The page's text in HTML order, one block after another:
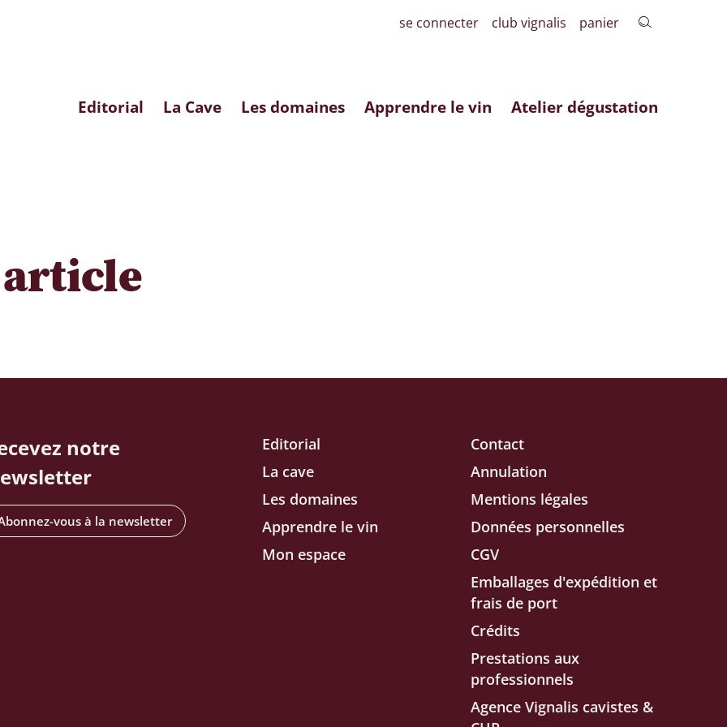
se connecter club vignalis panier
Editorial La Cave Les domaines Apprendre le vin Atelier dégustation
notre
vous à la newsletter
Editorial
La cave
Les domaines
Apprendre le vin
Mon espace
Contact
Annulation
Mentions légales
Données personnelles
CGV
Emballages d'expédition et
frais de port
Crédits
Prestations aux
professionnels
Agence Vignalis cavistes &